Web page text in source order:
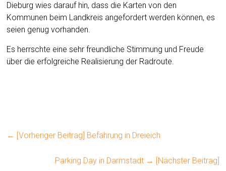
Dieburg wies darauf hin, dass die Karten von den
Kommunen beim Landkreis angefordert werden können, es
seien genug vorhanden.
Es herrschte eine sehr freundliche Stimmung und Freude
über die erfolgreiche Realisierung der Radroute.
← [Vorheriger Beitrag] Befahrung in Dreieich
Parking Day in Darmstadt → [Nächster Beitrag]